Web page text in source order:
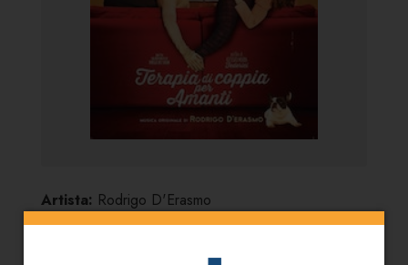
Artista: Rodrigo D'Erasmo
Titolo:Terapia di coppia per amanti